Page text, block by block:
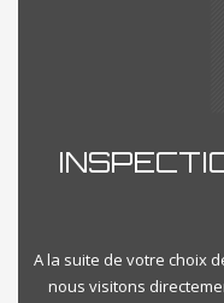
A la suite de votre choix
nous visitons